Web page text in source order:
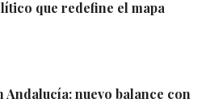
que redefine el mapa
Andalucía: nuevo balance con